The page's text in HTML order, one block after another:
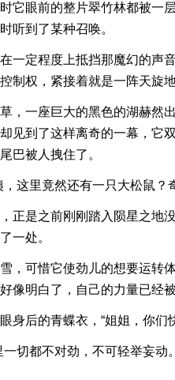
它眼前的整片翠竹林都被一
听到了某种召唤。
定程度上抵挡那魔幻的声
制权，紧接着就是一阵天旋
一座巨大的黑色的湖赫然
见到了这样离奇的一幕，它
巴被人拽住了。
里竟然还有一只大松鼠？
是之前刚刚踏入陨星之地
一处。
可惜它使劲儿的想要运转
像明白了，自己的力量已经
后的青蝶衣，“姐姐，你们
都不对劲，不可轻举妄动